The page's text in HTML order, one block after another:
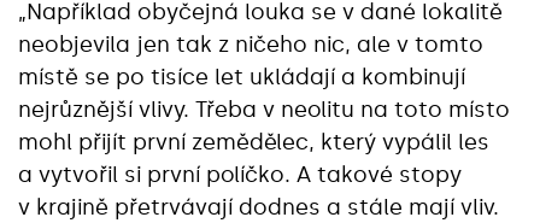
„Například obyčejná louka se v dané lokalitě
neobjevila jen tak z ničeho nic, ale v tomto
místě se po tisíce let ukládají a kombinují
nejrůznější vlivy. Třeba v neolitu na toto místo
mohl přijít první zemědělec, který vypálil les
a vytvořil si první políčko. A takové stopy
v krajině přetrvávají dodnes a stále mají vliv.